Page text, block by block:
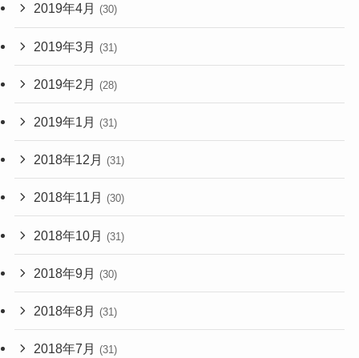
2019年4月 (30)
2019年3月 (31)
2019年2月 (28)
2019年1月 (31)
2018年12月 (31)
2018年11月 (30)
2018年10月 (31)
2018年9月 (30)
2018年8月 (31)
2018年7月 (31)